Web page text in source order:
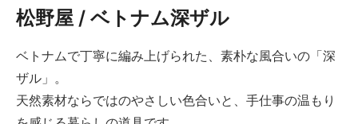
松野屋 / ベトナム深ザル
ベトナムで丁寧に編み上げられた、素朴な風合いの「深
ザル」。
天然素材ならではのやさしい色合いと、手仕事の温もり